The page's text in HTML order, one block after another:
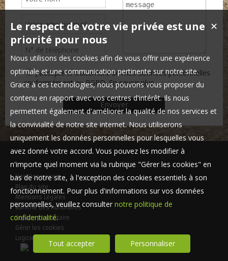
J'accepte le traitement de mes données personnelles
conformément au RGPD. En savoir plus
Nos Honoraires
Plan du site
Mentions Légales
Barème des honoraires
Espace propriétaire
Gérer les cookies
Logiciel de transaction
✕
Le respect de votre vie privée est une
priorité pour nous
Nous utilisons des cookies afin de vous offrir une expérience
optimale et une communication pertinente sur notre site.
Grace à ces technologies, nous pouvons vous proposer du
contenu en rapport avec vos centres d'intérêt. Ils nous
permettent également d'améliorer la qualité de nos services et
la convivialité de notre site internet. Nous utiliserons
uniquement les données personnelles pour lesquelles vous
avez donné votre accord. Vous pouvez les modifier à
n'importe quel moment via la rubrique "Gérer les cookies" en
bas de notre site, à l'exception des cookies essentiels à son
fonctionnement. Pour plus d'informations sur vos données
personnelles, veuillez consulter notre politique de
confidentialité.
Tout accepter Personnaliser